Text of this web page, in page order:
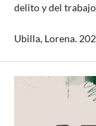
delito y del
Ubilla, Lorena.